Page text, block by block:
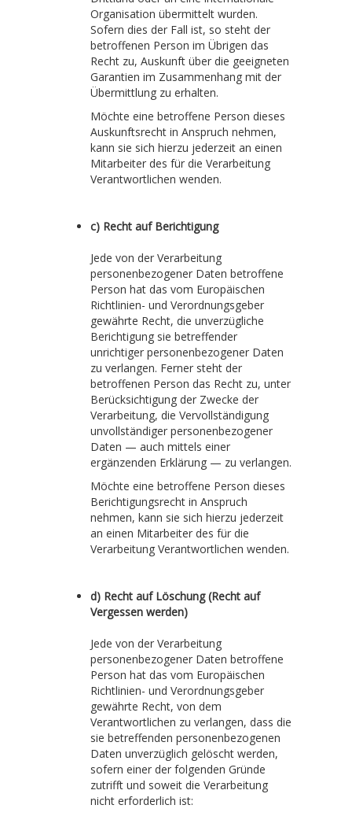
Organisation übermittelt wurden.
Sofern dies der Fall ist, so steht der
betroffenen Person im Übrigen das
Recht zu, Auskunft über die geeigneten
Garantien im Zusammenhang mit der
Übermittlung zu erhalten.
Möchte eine betroffene Person dieses
Auskunftsrecht in Anspruch nehmen,
kann sie sich hierzu jederzeit an einen
Mitarbeiter des für die Verarbeitung
Verantwortlichen wenden.
c) Recht auf Berichtigung
Jede von der Verarbeitung
personenbezogener Daten betroffene
Person hat das vom Europäischen
Richtlinien- und Verordnungsgeber
gewährte Recht, die unverzügliche
Berichtigung sie betreffender
unrichtiger personenbezogener Daten
zu verlangen. Ferner steht der
betroffenen Person das Recht zu, unter
Berücksichtigung der Zwecke der
Verarbeitung, die Vervollständigung
unvollständiger personenbezogener
Daten — auch mittels einer
ergänzenden Erklärung — zu verlangen.
Möchte eine betroffene Person dieses
Berichtigungsrecht in Anspruch
nehmen, kann sie sich hierzu jederzeit
an einen Mitarbeiter des für die
Verarbeitung Verantwortlichen wenden.
d) Recht auf Löschung (Recht auf
Vergessen werden)
Jede von der Verarbeitung
personenbezogener Daten betroffene
Person hat das vom Europäischen
Richtlinien- und Verordnungsgeber
gewährte Recht, von dem
Verantwortlichen zu verlangen, dass die
sie betreffenden personenbezogenen
Daten unverzüglich gelöscht werden,
sofern einer der folgenden Gründe
zutrifft und soweit die Verarbeitung
nicht erforderlich ist: